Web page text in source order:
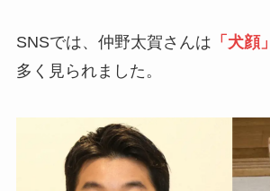
SNSでは、仲野太賀さんは 「犬顔」
多く見られました。